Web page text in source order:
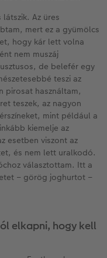
Az üres
mert ez a gyümölcs
hogy kár lett volna
nem muszáj
de belefér egy
teszi az
pirosat használtam,
teszek, az nagyon
mint például a
kiemelje az
esetben viszont az
és nem lett uralkodó.
választottam. Itt a
– görög joghurtot –
elkapni, hogy kell